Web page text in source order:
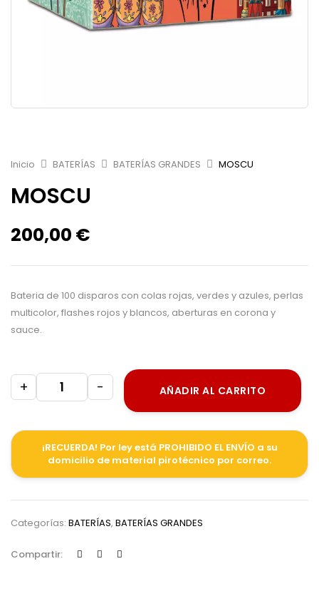
Inicio BATERÍAS BATERÍAS GRANDES MOSCU
MOSCU
200,00 €
Bateria de 100 disparos con colas rojas, verdes y azules, perlas
multicolor, flashes rojos y blancos, aberturas en corona y
sauce.
+ - AÑADIR AL CARRITO
¡RECUERDA! Por ley está PROHIBIDO EL ENVÍO a su
domicilio de material pirotécnico por correo.
Categorías: BATERÍAS, BATERÍAS GRANDES
Compartir: